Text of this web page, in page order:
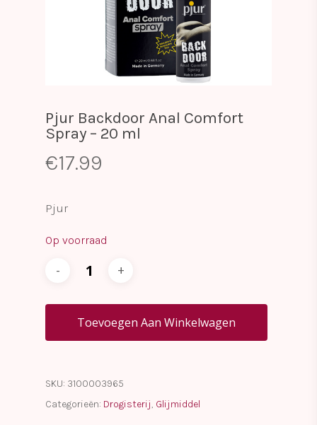
Pjur Backdoor Anal Comfort
Spray – 20 ml
€17.99
Pjur
Op voorraad
Toevoegen Aan Winkelwagen
SKU: 3100003965
Categorieën: Drogisterij, Glijmiddel